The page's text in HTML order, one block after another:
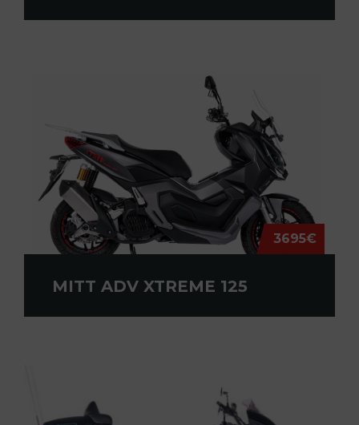
3695€
MITT ADV XTREME 125